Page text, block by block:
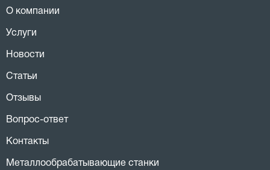
О компании
Услуги
Новости
Статьи
Отзывы
Вопрос-ответ
Контакты
Металлообрабатывающие станки